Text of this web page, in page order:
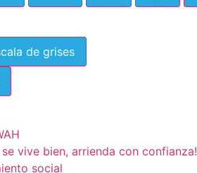
de grises
se vive bien, arrienda con confianza!
social